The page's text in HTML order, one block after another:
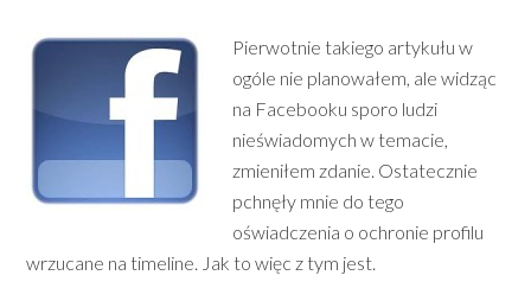
Pierwotnie takiego artykułu w
ogóle nie planowałem, ale widząc
na Facebooku sporo ludzi
nieświadomych w temacie,
zmieniłem zdanie. Ostatecznie
pchnęły mnie do tego
oświadczenia o ochronie profilu
wrzucane na timeline. Jak to więc z tym jest.